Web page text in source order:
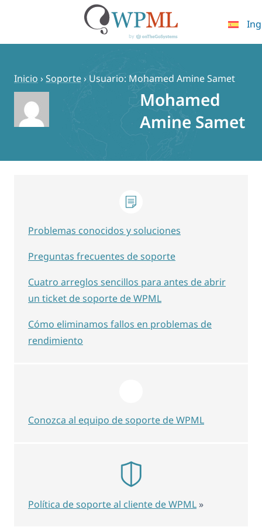
contenido
Inicio ›Soporte› Usuario: Mohamed Amine Samet
Mohamed
Amine Samet
Problemas conocidos y soluciones
Preguntas frecuentes de soporte
Cuatro arreglos sencillos para antes de abrir
un ticket de soporte de WPML
Cómo eliminamos fallos en problemas de
rendimiento
Conozca al equipo de soporte de WPML
Política de soporte al cliente de WPML »